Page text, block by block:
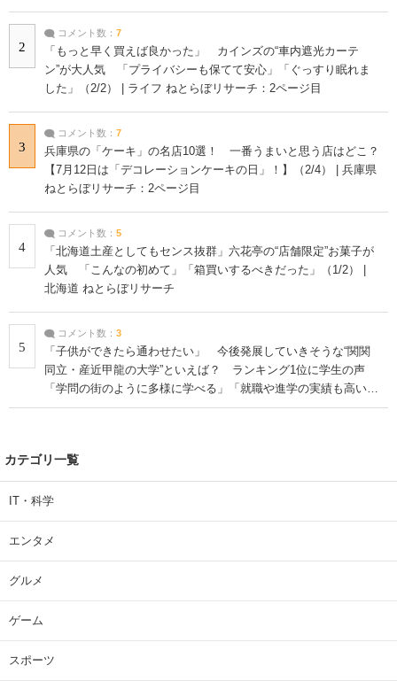
2
コメント数： 7
「もっと早く買えば良かった」 カインズの“車内遮光カーテ
ン”が大人気 「プライバシーも保てて安心」「ぐっすり眠れま
した」（2/2） | ライフ ねとらぼリサーチ：2ページ目
3
コメント数： 7
兵庫県の「ケーキ」の名店10選！ 一番うまいと思う店はどこ？
【7月12日は「デコレーションケーキの日」！】（2/4） | 兵庫県
ねとらぼリサーチ：2ページ目
4
コメント数： 5
「北海道土産としてもセンス抜群」六花亭の“店舗限定”お菓子が
人気 「こんなの初めて」「箱買いするべきだった」（1/2） |
北海道 ねとらぼリサーチ
5
コメント数： 3
「子供ができたら通わせたい」 今後発展していきそうな“関関
同立・産近甲龍の大学”といえば？ ランキング1位に学生の声
「学問の街のように多様に学べる」「就職や進学の実績も高い」
| 大学 ねとらぼリサーチ
カテゴリ一覧
IT・科学
エンタメ
グルメ
ゲーム
スポーツ